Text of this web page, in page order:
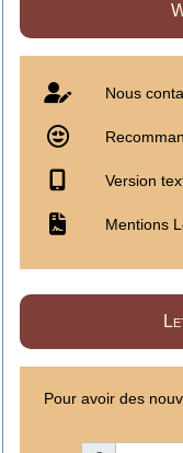
Nous
Version
Mentions
Pour avoir des